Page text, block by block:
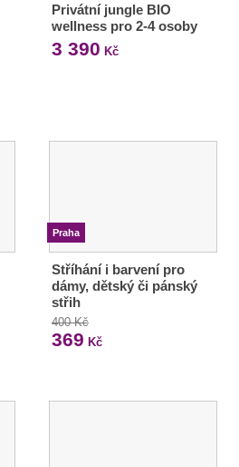
Privátní jungle BIO
wellness pro 2-4 osoby
3 390 Kč
Praha
Stříhání i barvení pro
dámy, dětský či pánský
střih
400 Kč
369 Kč